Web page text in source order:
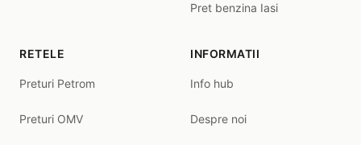
Pret benzina Iasi
RETELE
Preturi Petrom
Preturi OMV
INFORMATII
Info hub
Despre noi